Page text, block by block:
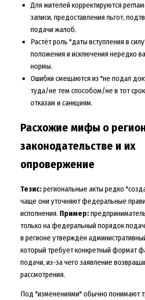
Для жителей корректируются
записи, предоставления льгот,
подачи жалоб.
Растёт роль "даты вступления в
положения и исключения нередко
нормы.
Ошибки смещаются из "не подал
туда/не тем способом/не в тот
отказам и санкциям.
Расхожие мифы о
законодательстве и их
опровержение
Тезис:региональные акты редко
чаще они уточняют федеральные
исполнения. Пример:
только на федеральный порядок
в регионе утверждён
который требует конкретный формат
подачи, из-за чего заявление
рассмотрения.
Под "изменениями" обычно понимают